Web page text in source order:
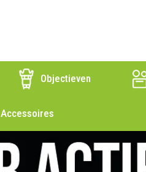
Objectieven
Accessoires